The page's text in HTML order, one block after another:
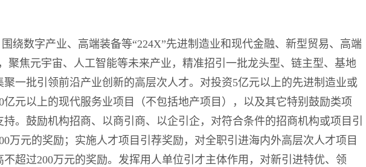
绕数字产业、高端装备等“224X”先进制造业和现代金融、新型贸易、高端
聚焦元宇宙、人工智能等未来产业，精准招引一批龙头型、链主型、基地
一批引领前沿产业创新的高层次人才。对投资5亿元以上的先进制造业或
亿元以上的现代服务业项目（不包括地产项目），以及其它特别鼓励类项
持。鼓励机构招商、以商引商、以企引企，对符合条件的招商机构或项目引
万元的奖励；实施人才项目引荐奖励，对全职引进海内外高层次人才项目
超过200万元的奖励。发挥用人单位引才主体作用，对新引进特优、领